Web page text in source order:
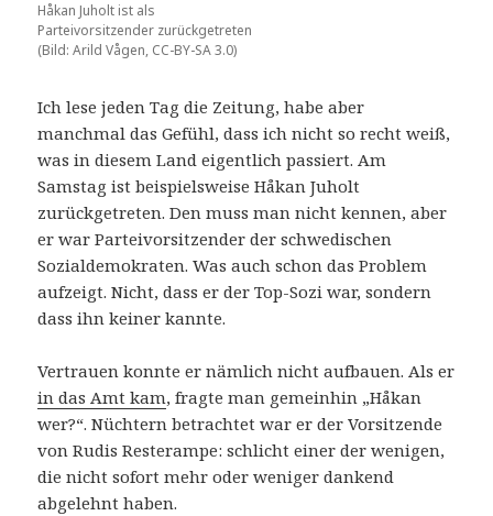
Håkan Juholt ist als
Parteivorsitzender zurückgetreten
(Bild: Arild Vågen, CC-BY-SA 3.0)
Ich lese jeden Tag die Zeitung, habe aber
manchmal das Gefühl, dass ich nicht so recht weiß,
was in diesem Land eigentlich passiert. Am
Samstag ist beispielsweise Håkan Juholt
zurückgetreten. Den muss man nicht kennen, aber
er war Parteivorsitzender der schwedischen
Sozialdemokraten. Was auch schon das Problem
aufzeigt. Nicht, dass er der Top-Sozi war, sondern
dass ihn keiner kannte.
Vertrauen konnte er nämlich nicht aufbauen. Als er
in das Amt kam, fragte man gemeinhin „Håkan
wer?“. Nüchtern betrachtet war er der Vorsitzende
von Rudis Resterampe: schlicht einer der wenigen,
die nicht sofort mehr oder weniger dankend
abgelehnt haben.